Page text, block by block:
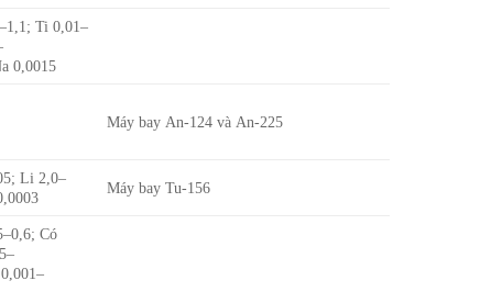
Ti 0,01–
0,0015
Máy bay An-124 và An-225
Li 2,0–
Máy bay Tu-156
Có